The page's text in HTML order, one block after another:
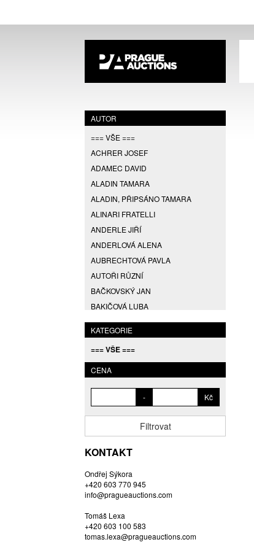
AUTOR
=== VŠE ===
ACHRER JOSEF
ADAMEC DAVID
ALADIN TAMARA
ALADIN, PŘIPSÁNO TAMARA
ALINARI FRATELLI
ANDERLE JIŘÍ
ANDERLOVÁ ALENA
AUBRECHTOVÁ PAVLA
AUTOŘI RŮZNÍ
BAČKOVSKÝ JAN
BAKIČOVÁ LUBA
BALCAR JIŘÍ
BALCAR KAREL
BALCAR MARTIN
BALÍČEK PETR
BARTKO MAREK
BARTOŇ DAVID
BASTL ROMAN
BAUCH JAN
BAUER VL.
BEDNÁŘOVÁ EVA
BĚHAL DOMINIK
KATEGORIE
=== VŠE ===
CENA
- Kč
Filtrovat
KONTAKT
Ondřej Sýkora
+420 603 770 945
info@pragueauctions.com
Tomáš Lexa
+420 603 100 583
tomas.lexa@pragueauctions.com